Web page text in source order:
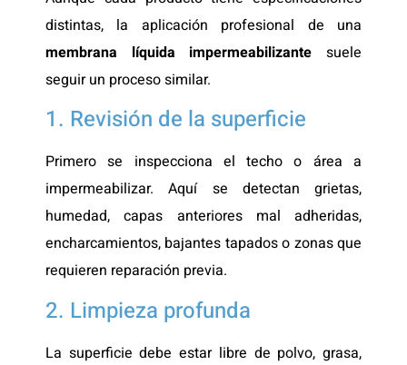
distintas, la aplicación profesional de una
membrana líquida impermeabilizante suele
seguir un proceso similar.
1. Revisión de la superficie
Primero se inspecciona el techo o área a
impermeabilizar. Aquí se detectan grietas,
humedad, capas anteriores mal adheridas,
encharcamientos, bajantes tapados o zonas que
requieren reparación previa.
2. Limpieza profunda
La superficie debe estar libre de polvo, grasa,